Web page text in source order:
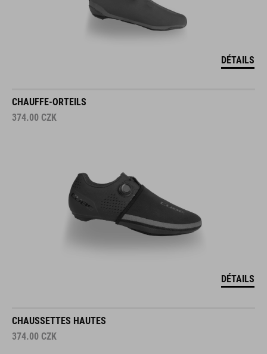
DÉTAILS
CHAUFFE-ORTEILS
374.00 CZK
DÉTAILS
CHAUSSETTES HAUTES
374.00 CZK